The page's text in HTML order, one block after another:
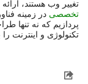
تغییر وب هستند،
تخصصی در زمینه
پردازیم که نه تنها
تکنولوژی و اینترنت